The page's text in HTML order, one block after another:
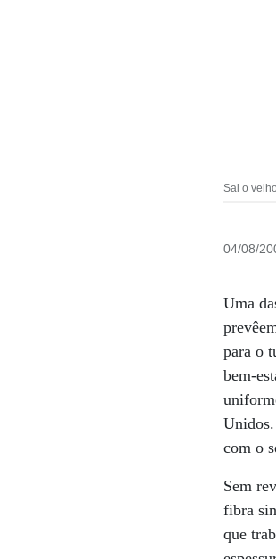
Sai o
04/08/
Uma
para o
bem-
com o
Sem
fibra
que